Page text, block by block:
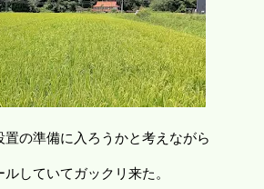
置の準備に入ろうかと考えながら
していてガックリ来た。